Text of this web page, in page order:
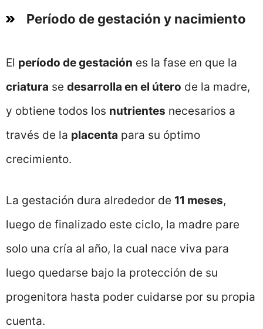
Período de gestación y nacimiento
El período de gestación es la fase en que la
criatura se desarrolla en el útero de la madre,
y obtiene todos los nutrientes necesarios a
través de la placenta para su óptimo
crecimiento.
La gestación dura alrededor de 11 meses,
luego de finalizado este ciclo, la madre pare
solo una cría al año, la cual nace viva para
luego quedarse bajo la protección de su
progenitora hasta poder cuidarse por su propia
cuenta.